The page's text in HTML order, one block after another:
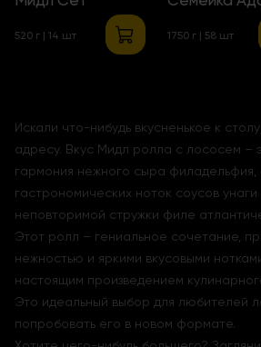
520 г | 14 шт 1750 г | 58 шт
Искали что-нибудь вкусненькое к
адресу. Вкус Мидл ролла с лососем –
гармония нежного сыра филадельфия,
гастрономических ноток соусов унаги
неповторимой стружки филе
Этот ролл – гениальное сочетание,
нежностью и яркими вкусовыми
настоящим произведением
Это идеальный выбор для любителей
попробовать его в новом формате.